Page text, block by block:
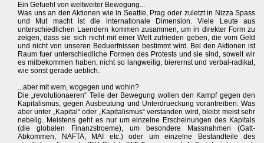
Ein Gefuehl von weltweiter Bewegung...
Was uns an den Aktionen wie in Seattle, Prag oder zuletzt in Nizza Spass
und Mut macht ist die internationale Dimension. Viele Leute aus
unterschiedlichen Laendern kommen zusammen, um in direkter Form zu
zeigen, dass sie sich nicht mit einer Welt zufrieden geben, die vom Geld
und nicht von unseren Beduerfnissen bestimmt wird. Bei den Aktionen ist
Raum fuer unterschiedliche Formen des Protests und sie sind, soweit wir
es mitbekommen haben, nicht so langweilig, bierernst und verbal-radikal,
wie sonst gerade ueblich.
...aber mit wem, wogegen und wohin?
Die „revolutionaeren“ Teile der Bewegung wollen den Kampf gegen den
Kapitalismus, gegen Ausbeutung und Unterdrueckung vorantreiben. Was
aber unter „Kapital“ oder „Kapitalismus“ verstanden wird, bleibt meist sehr
nebelig. Meistens geht es nur um einzelne Erscheinungen des Kapitals
(die globalen Finanzstroeme), um besondere Massnahmen (Gatt-
Abkommen, NAFTA, MAI etc.) oder um einzelne Bestandteile des